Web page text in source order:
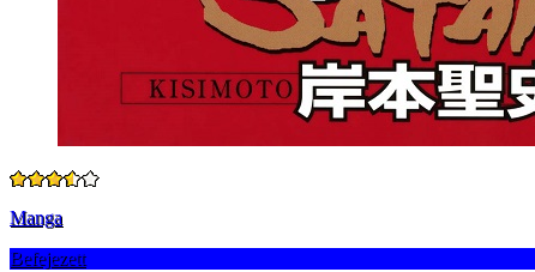
Manga
Befejezett